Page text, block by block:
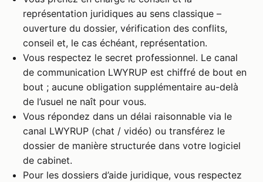
représentation juridiques au sens classique –
ouverture du dossier, vérification des conflits,
conseil et, le cas échéant, représentation.
Vous respectez le secret professionnel. Le canal
de communication LWYRUP est chiffré de bout en
bout ; aucune obligation supplémentaire au-delà
de l’usuel ne naît pour vous.
Vous répondez dans un délai raisonnable via le
canal LWYRUP (chat / vidéo) ou transférez le
dossier de manière structurée dans votre logiciel
de cabinet.
Pour les dossiers d’aide juridique, vous respectez